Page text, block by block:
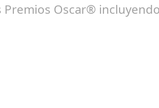
Premios Oscar®